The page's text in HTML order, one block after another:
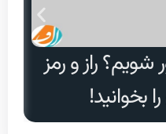
شویم؟ راز و رمز
بخوانید!